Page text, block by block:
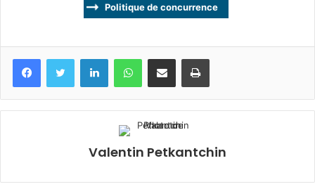
Politique de concurrence
FacebookTwitter LinkedinWhatsApp
Partagez par mail Imprimez
Valentin Petkantchin